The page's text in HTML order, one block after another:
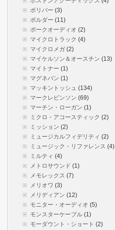
ボリバー (3)
ボルダー (11)
ポークオーディオ (2)
マイクロトラック (4)
マイクロメガ (2)
マイケルソン＆オースチン (13)
マイトナー (1)
マグネパン (1)
マッキントッシュ (134)
マークレビンソン (69)
マーチン・ローガン (1)
ミクロ・アコースティック (2)
ミッション (2)
ミュージカルフィデリティ (2)
ミュージック・リファレンス (4)
ミルティ (4)
メトロサウンド (1)
メモレックス (7)
メリオワ (3)
メリディアン (12)
モニター・オーディオ (5)
モンスターケーブル (1)
モーダウント・ショート (2)